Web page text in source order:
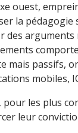
ouest,
la pédagogie
des arguments
mais passifs,
mobiles,
pour les plus
leur